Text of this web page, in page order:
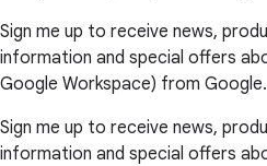
Sign me up to receive news,
information and special offers
Google Workspace) from Google.
Sign me up to receive news,
information and special offers